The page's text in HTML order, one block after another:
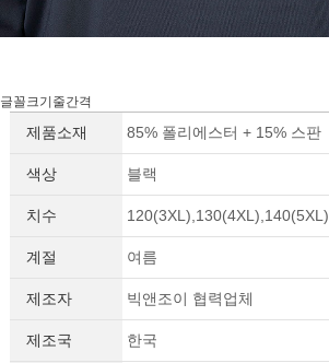
글꼴크기줄간격
제품소재 85% 폴리에스터 + 15% 스판
색상 블랙
치수 120(3XL),130(4XL),140(5XL)
계절 여름
제조자 빅앤조이 협력업체
제조국 한국